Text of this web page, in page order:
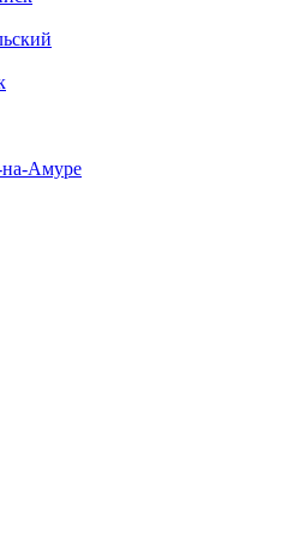
Амуре